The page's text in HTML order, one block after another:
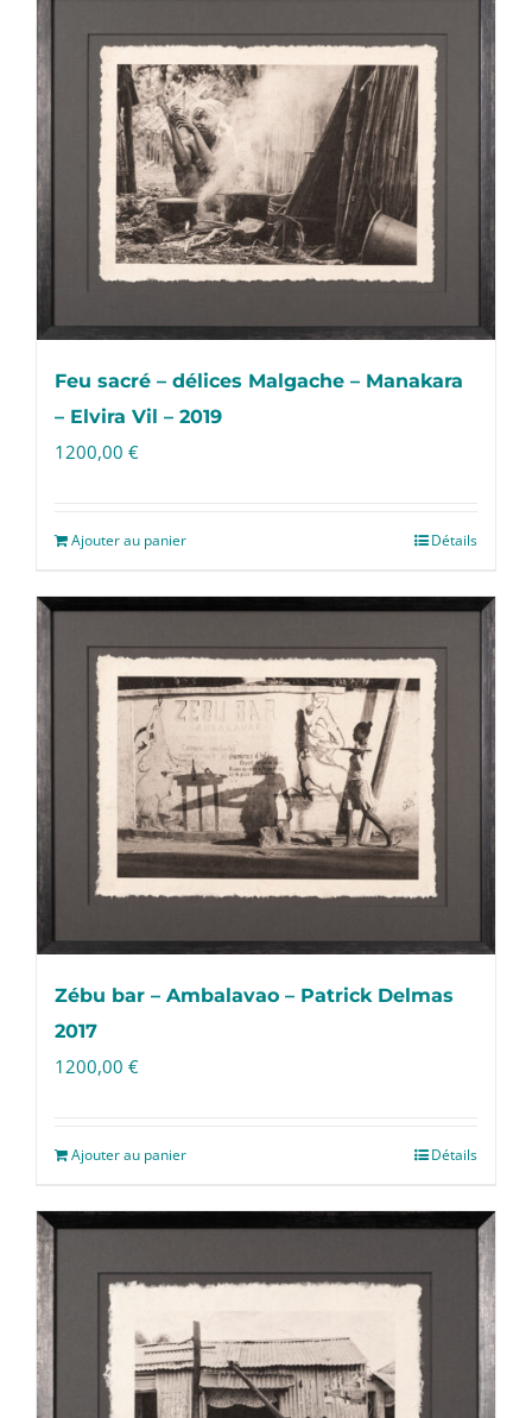
Feu sacré – délices Malgache – Manakara
– Elvira Vil – 2019
1200,00 €
Ajouter au panier Détails
Zébu bar – Ambalavao – Patrick Delmas
2017
1200,00 €
Ajouter au panier Détails